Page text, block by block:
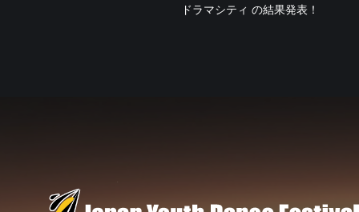
ドラマシティ の結果発表！